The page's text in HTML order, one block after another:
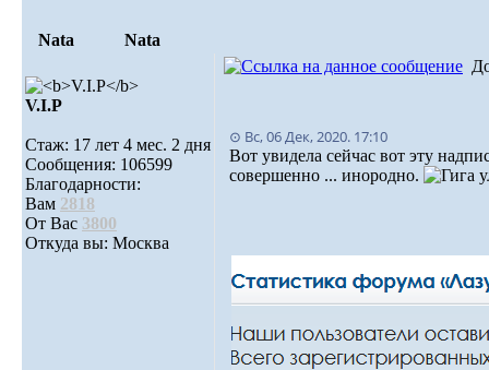
Nata Nata
V.I.Р
Стаж: 17 лет 4 мес. 2 дня
Сообщения: 106599
Благодарности:
Вам 2818
От Вас 3800
Откуда вы: Москва
⊙ Вс, 06 Дек, 2020. 17:10
Вот увидела сейчас вот эту
совершенно ... инородно.